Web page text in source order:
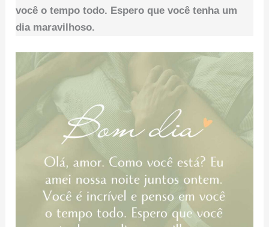
você o tempo todo. Espero que você tenha um
dia maravilhoso.